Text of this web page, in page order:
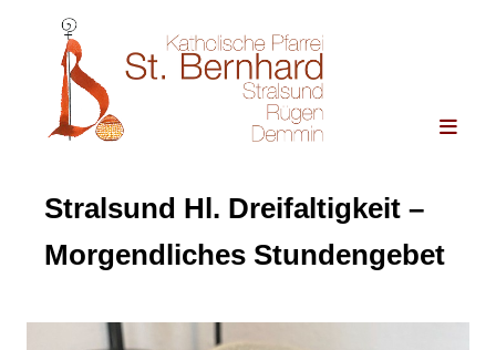
Stralsund Hl. Dreifaltigkeit –
Morgendliches Stundengebet